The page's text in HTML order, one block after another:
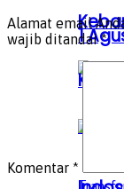
1
Alamat email
wajib ditandai*
Komentar *